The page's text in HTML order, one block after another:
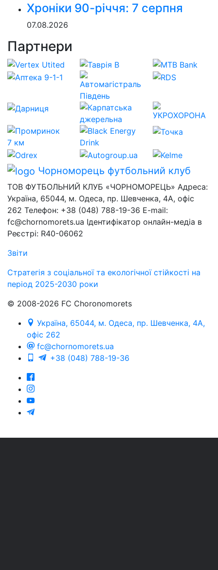
Хроніки 90-річчя: 7 серпня
07.08.2026
Партнери
Чорноморець футбольний клуб
ТОВ ФУТБОЛЬНИЙ КЛУБ «ЧОРНОМОРЕЦЬ» Адреса:
Україна, 65044, м. Одеса, пр. Шевченка, 4А, офіс
262 Телефон: +38 (048) 788-19-36 E-mail:
fc@chornomorets.ua Ідентифікатор онлайн-медіа в
Реєстрі: R40-06062
Звіти
Стратегія з соціальної та екологічної стійкості на
період 2025-2030 роки
© 2008-2026 FC Choronomorets
Україна, 65044, м. Одеса, пр. Шевченка, 4А,
офіс 262
fc@chornomorets.ua
+38 (048) 788-19-36